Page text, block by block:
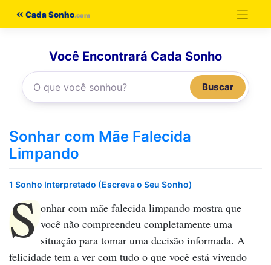
Cada Sonho
Você Encontrará Cada Sonho
Buscar
Sonhar com Mãe Falecida
Limpando
1 Sonho Interpretado (Escreva o Seu Sonho)
S onhar com mãe falecida limpando mostra que
você não compreendeu completamente uma
situação para tomar uma decisão informada. A
felicidade tem a ver com tudo o que você está vivendo